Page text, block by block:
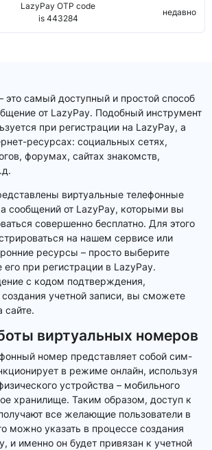
LazyPay OTP code
is 443284
недавно
это самый доступный и простой способ
от LazyPay. Подобный инструмент
при регистрации на LazyPay, а
ресурсах: социальных сетях,
форумах, сайтах знакомств,
виртуальные телефонные
сообщений от LazyPay, которыми вы
совершенно бесплатно. Для этого
на нашем сервисе или
ресурсы – просто выберите
при регистрации в LazyPay.
с кодом подтверждения,
учетной записи, вы сможете
сайте.
виртуальных номеров
номер представляет собой сим-
в режиме онлайн, используя
устройства – мобильного
хранилище. Таким образом, доступ к
все желающие пользователи в
можно указать в процессе создания
и именно он будет привязан к учетной